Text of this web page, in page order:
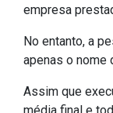
empresa
No entanto, a
apenas o nome
Assim que